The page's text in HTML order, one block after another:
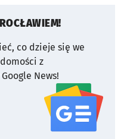
co dzieje się we
z
News!
serwisu